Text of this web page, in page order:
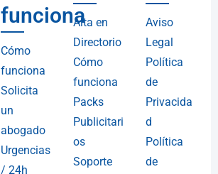
funciona
Cómo
funciona
Solicita
un
abogado
Urgencias
/ 24h
Alta en
Directorio
Cómo
funciona
Packs
Publicitari
os
Soporte
Aviso
Legal
Política
de
Privacida
d
Política
de